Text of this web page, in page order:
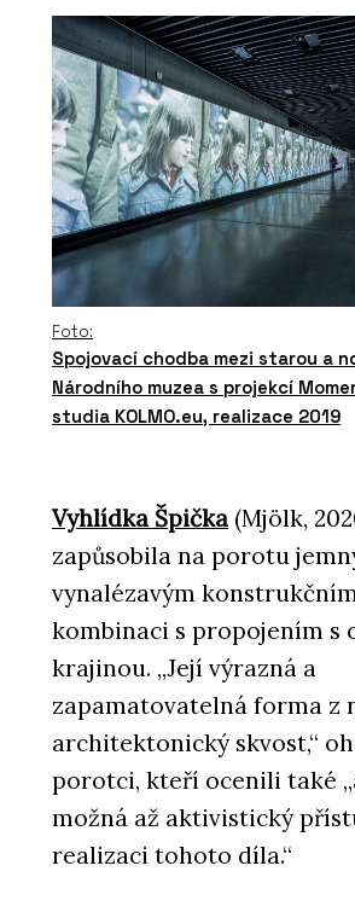
Foto:
Spojovací chodba mezi starou a
Národního muzea s projekcí
studia KOLMO.eu, realizace 2019
Vyhlídka Špička (Mjölk,
zapůsobila na porotu
vynalézavým
kombinaci s propojením s
krajinou. „Její výrazná a
zapamatovatelná forma z
architektonický skvost,“
porotci, kteří ocenili také
možná až aktivistický
realizaci tohoto díla.“